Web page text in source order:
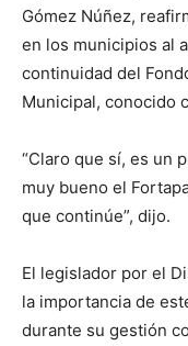
Gómez Núñez,
en los municipios al
continuidad del
Municipal, conocido
“Claro que sí, es un
muy bueno el
que continúe”, dijo.
El legislador por el
la importancia de
durante su gestión